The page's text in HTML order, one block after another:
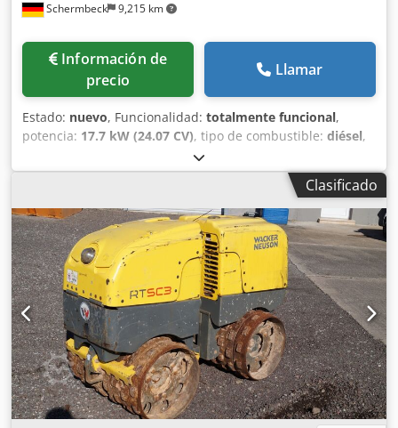
Schermbeck 9,215 km
Información de
precio
Llamar
Estado: nuevo, Funcionalidad: totalmente funcional,
potencia: 17.7 kW (24.07 CV), tipo de combustible: diésel,
, Año de fabricación:
Neuson RTD-SC4, rodillo compactador de zanjas, NUEVO
Wacker Neuson RTD-SC4, rodillo compactador de zanjas –
NUEVO | Control remoto SC4 | Peso operativo: 1.456 kg |
Motor diésel Kohler | Sistema de compactación Compatec,
opcional | Máxima seguridad y eficiencia Número de
artículo: 5100083007 Datos técnicos: Fabricante: Wacker
Neuson Modelo: RTD-SC4 (opcionalmente con o sin
sistema de compactación Compatec) Estado: NUEVO Peso
operativo: 1.456 kg Ancho de trabajo: 820 mm Velocidad de
desplazamiento: 1,3–2,7 km/h Frecuencia de vibración,
nivel I: 42 Hz Motor: Motor diésel Kohler KDW1003 Potencia
del motor: 17,7 kW (aprox. 19,8 CV) Velocidad nominal:
3.000 1/min Depósito de combustible: 35,8 l Consumo de
combustible: aprox. 2,7 l/h Nivel de presión sonora: 109
Clasificado